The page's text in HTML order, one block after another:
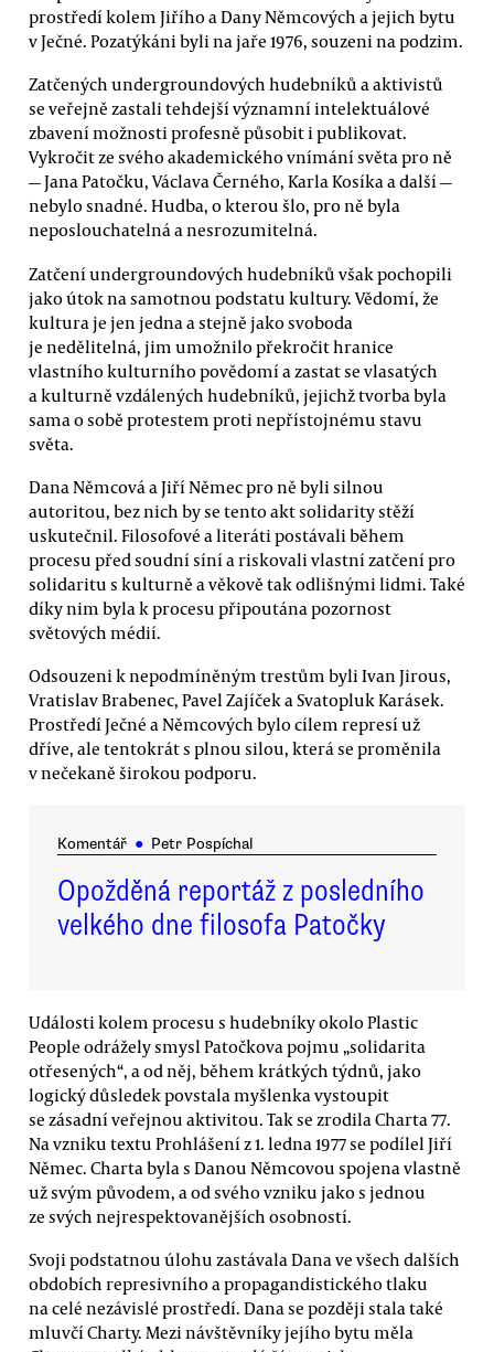
prostředí kolem Jiřího a Dany Němcových a jejich bytu
v Ječné. Pozatýkáni byli na jaře 1976, souzeni na podzim.
Zatčených undergroundových hudebníků a aktivistů
se veřejně zastali tehdejší významní intelektuálové
zbavení možnosti profesně působit i publikovat.
Vykročit ze svého akademického vnímání světa pro ně
— Jana Patočku, Václava Černého, Karla Kosíka a další —
nebylo snadné. Hudba, o kterou šlo, pro ně byla
neposlouchatelná a nesrozumitelná.
Zatčení undergroundových hudebníků však pochopili
jako útok na samotnou podstatu kultury. Vědomí, že
kultura je jen jedna a stejně jako svoboda
je nedělitelná, jim umožnilo překročit hranice
vlastního kulturního povědomí a zastat se vlasatých
a kulturně vzdálených hudebníků, jejichž tvorba byla
sama o sobě protestem proti nepřístojnému stavu
světa.
Dana Němcová a Jiří Němec pro ně byli silnou
autoritou, bez nich by se tento akt solidarity stěží
uskutečnil. Filosofové a literáti postávali během
procesu před soudní síní a riskovali vlastní zatčení pro
solidaritu s kulturně a věkově tak odlišnými lidmi. Také
díky nim byla k procesu připoutána pozornost
světových médií.
Odsouzeni k nepodmíněným trestům byli Ivan Jirous,
Vratislav Brabenec, Pavel Zajíček a Svatopluk Karásek.
Prostředí Ječné a Němcových bylo cílem represí už
dříve, ale tentokrát s plnou silou, která se proměnila
v nečekaně širokou podporu.
Komentář ● Petr Pospíchal
Opožděná reportáž z posledního
velkého dne filosofa Patočky
Události kolem procesu s hudebníky okolo Plastic
People odrážely smysl Patočkova pojmu „solidarita
otřesených“, a od něj, během krátkých týdnů, jako
logický důsledek povstala myšlenka vystoupit
se zásadní veřejnou aktivitou. Tak se zrodila Charta 77.
Na vzniku textu Prohlášení z 1. ledna 1977 se podílel Jiří
Němec. Charta byla s Danou Němcovou spojena vlastně
už svým původem, a od svého vzniku jako s jednou
ze svých nejrespektovanějších osobností.
Svoji podstatnou úlohu zastávala Dana ve všech dalších
obdobích represivního a propagandistického tlaku
na celé nezávislé prostředí. Dana se později stala také
mluvčí Charty. Mezi návštěvníky jejího bytu měla